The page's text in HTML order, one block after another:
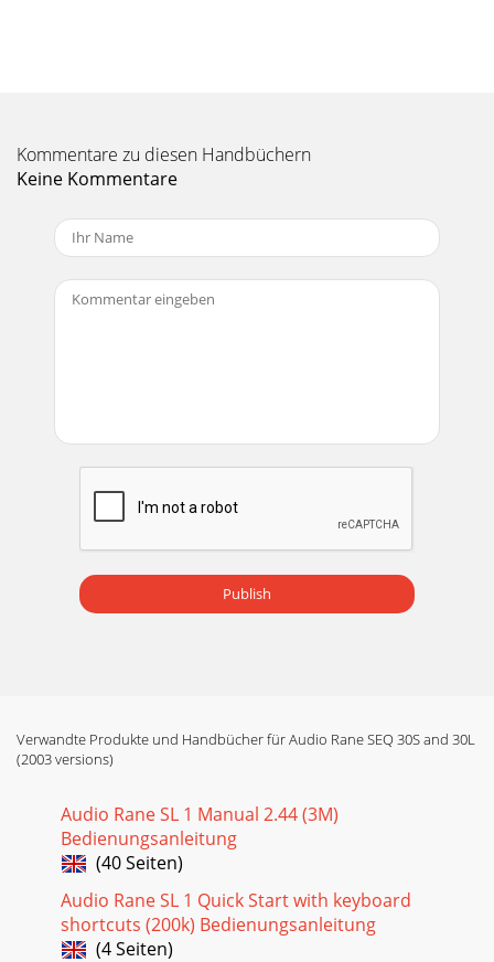
Kommentare zu diesen Handbüchern
Keine Kommentare
Publish
Verwandte Produkte und Handbücher für Audio Rane SEQ 30S and 30L
(2003 versions)
Audio Rane SL 1 Manual 2.44 (3M)
Bedienungsanleitung
(40 Seiten)
Audio Rane SL 1 Quick Start with keyboard
shortcuts (200k) Bedienungsanleitung
(4 Seiten)